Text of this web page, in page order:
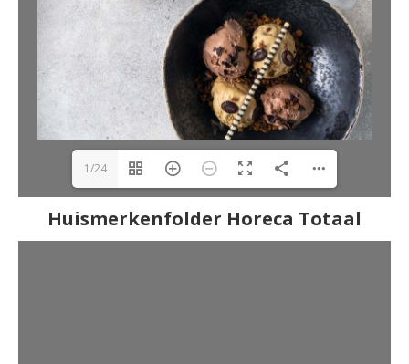
1/24
Huismerkenfolder Horeca Totaal